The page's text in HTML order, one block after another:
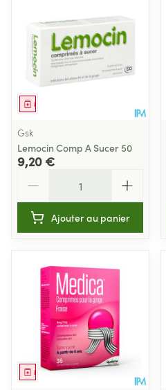
Médicament
Gsk
Lemocin Comp A Sucer 50
9,20 €
Ajouter au panier
Médicament